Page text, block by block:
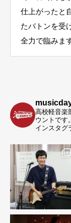
仕上がったと
たバトンを受
全力で臨みま
高校軽音楽
ウントです。
インスタグ